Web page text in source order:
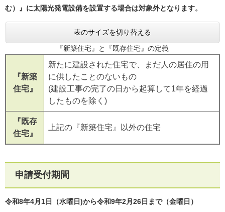
む）』に太陽光発電設備を設置する場合は対象外となります。
表のサイズを切り替える
『新築住宅』と『既存住宅』の定義
『新築
住宅』
新たに建設された住宅で、まだ人の居住の用
に供したことのないもの
(建設工事の完了の日から起算して1年を経過
したものを除く)
『既存
住宅』
上記の『新築住宅』以外の住宅
申請受付期間
令和8年4月1日（水曜日)から令和9年2月26日まで（金曜日）